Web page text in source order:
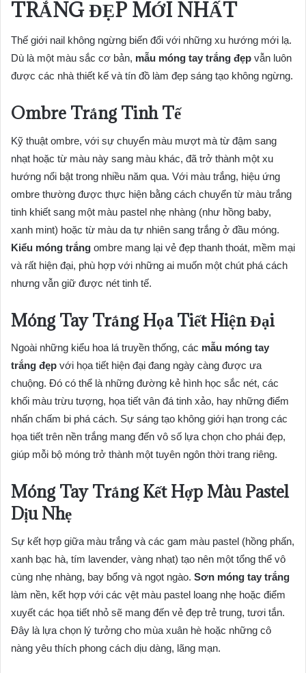
TRẮNG ĐẸP MỚI NHẤT
Thế giới nail không ngừng biến đổi với những xu hướng mới lạ.
Dù là một màu sắc cơ bản, mẫu móng tay trắng đẹp vẫn luôn
được các nhà thiết kế và tín đồ làm đẹp sáng tạo không ngừng.
Ombre Trắng Tinh Tế
Kỹ thuật ombre, với sự chuyển màu mượt mà từ đậm sang
nhạt hoặc từ màu này sang màu khác, đã trở thành một xu
hướng nổi bật trong nhiều năm qua. Với màu trắng, hiệu ứng
ombre thường được thực hiện bằng cách chuyển từ màu trắng
tinh khiết sang một màu pastel nhẹ nhàng (như hồng baby,
xanh mint) hoặc từ màu da tự nhiên sang trắng ở đầu móng.
Kiểu móng trắng ombre mang lại vẻ đẹp thanh thoát, mềm mại
và rất hiện đại, phù hợp với những ai muốn một chút phá cách
nhưng vẫn giữ được nét tinh tế.
Móng Tay Trắng Họa Tiết Hiện Đại
Ngoài những kiểu hoa lá truyền thống, các mẫu móng tay
trắng đẹp với họa tiết hiện đại đang ngày càng được ưa
chuộng. Đó có thể là những đường kẻ hình học sắc nét, các
khối màu trừu tượng, họa tiết vân đá tinh xảo, hay những điểm
nhấn chấm bi phá cách. Sự sáng tạo không giới hạn trong các
họa tiết trên nền trắng mang đến vô số lựa chọn cho phái đẹp,
giúp mỗi bộ móng trở thành một tuyên ngôn thời trang riêng.
Móng Tay Trắng Kết Hợp Màu Pastel
Dịu Nhẹ
Sự kết hợp giữa màu trắng và các gam màu pastel (hồng phấn,
xanh bạc hà, tím lavender, vàng nhạt) tạo nên một tổng thể vô
cùng nhẹ nhàng, bay bổng và ngọt ngào. Sơn móng tay trắng
làm nền, kết hợp với các vệt màu pastel loang nhẹ hoặc điểm
xuyết các họa tiết nhỏ sẽ mang đến vẻ đẹp trẻ trung, tươi tắn.
Đây là lựa chọn lý tưởng cho mùa xuân hè hoặc những cô
nàng yêu thích phong cách dịu dàng, lãng mạn.